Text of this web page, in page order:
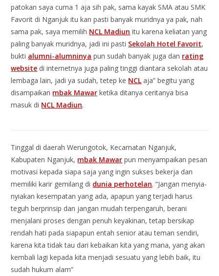
patokan saya cuma 1 aja sih pak, sama kayak SMA atau SMK
Favorit di Nganjuk itu kan pasti banyak muridnya ya pak, nah
sama pak, saya memilih NCL Madiun itu karena keliatan yang
paling banyak muridnya, jadi ini pasti Sekolah Hotel Favorit,
bukti alumni-alumninya pun sudah banyak juga dan rating
website di internetnya juga paling tinggi diantara sekolah atau
lembaga lain, jadi ya sudah, tetep ke NCL aja” begitu yang
disampaikan mbak Mawar ketika ditanya ceritanya bisa
masuk di NCL Madiun.
Tinggal di daerah Werungotok, Kecamatan Nganjuk,
Kabupaten Nganjuk, mbak Mawar pun menyampaikan pesan
motivasi kepada siapa saja yang ingin sukses bekerja dan
memiliki karir gemilang di dunia perhotelan. “Jangan menyia-
nyiakan kesempatan yang ada, apapun yang terjadi harus
teguh berprinsip dan jangan mudah terpengaruh, berani
menjalani proses dengan penuh keyakinan, tetap bersikap
rendah hati pada siapapun entah senior atau teman sendiri,
karena kita tidak tau dari kebaikan kita yang mana, yang akan
kembali lagi kepada kita menjadi sesuatu yang lebih baik, itu
sudah hukum alam”